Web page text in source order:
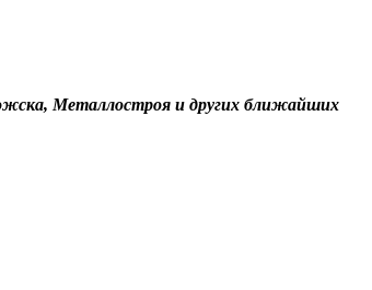
Металлостроя и других ближайших